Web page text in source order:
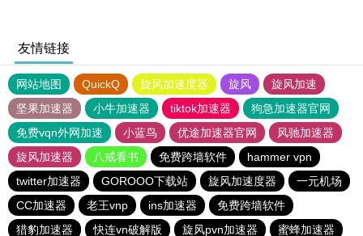
友情链接
网站地图 QuickQ 旋风加速度器 旋风
旋风加速
坚果加速器
小牛加速器 tiktok加速器
狗急加速器官网
免费vqn外网加速
小蓝鸟 优途加速器官网
风驰加速器
旋风加速器
八戒看书 免费跨墙软件
hammer vpn
twitter加速器
GOROOO下载站 旋风加速度器
一元机场
CC加速器
老王vnp ins加速器
免费跨墙软件
猎豹加速器
快连vn破解版 旋风pvn加速器 蜜蜂加速器